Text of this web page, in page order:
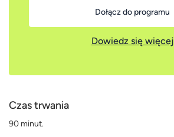
Dołącz do programu
Dowiedz się więcej
Czas trwania
90 minut.